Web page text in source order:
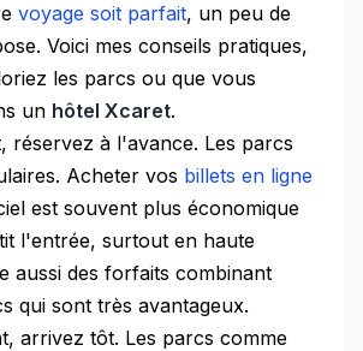
voyage soit parfait, un peu de
Voici mes conseils pratiques,
les parcs ou que vous
un hôtel Xcaret.
réservez à l'avance. Les parcs
Acheter vos billets en ligne
est souvent plus économique
l'entrée, surtout en haute
aussi des forfaits combinant
qui sont très avantageux.
arrivez tôt. Les parcs comme